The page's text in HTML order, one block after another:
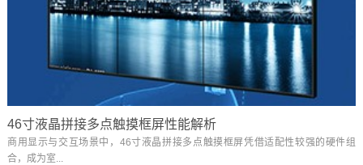
46寸液晶拼接多点触摸框屏性能解析
商用显示与交互场景中，46寸液晶拼接多点触摸框屏凭借适配性较强的硬件组
合，成为室...